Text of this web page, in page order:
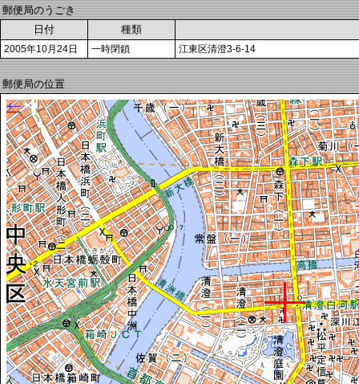
郵便局のうごき
日付
種類
2005年10月24日 一時閉鎖 江東区清澄3-6-14
郵便局の位置